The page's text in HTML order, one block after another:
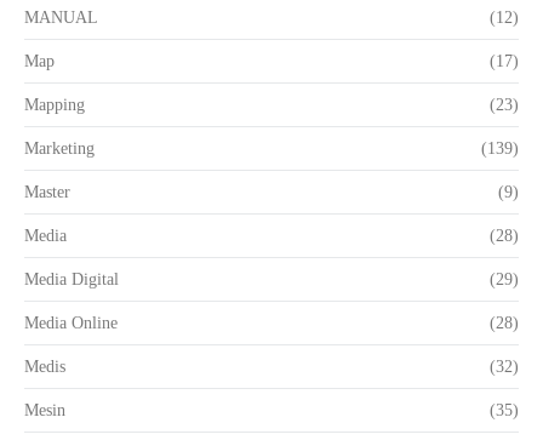
MANUAL (12)
Map (17)
Mapping (23)
Marketing (139)
Master (9)
Media (28)
Media Digital (29)
Media Online (28)
Medis (32)
Mesin (35)